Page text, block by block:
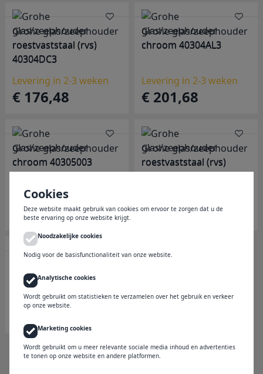
Grohe glas/zeephouder
roestvaststaal (rvs)
40304DC3
Levering in 2-3 weken
€ 176,48
Grohe glas/zeephouder
chroom 40304AL3
Levering in 2-3 weken
€ 201,68
Grohe glas/zeephouder
chroom 40305003
Levering in 2-3 weken
€ 126,06
Grohe glas/zeephouder
roestvaststaal (rvs)
€ 176,48
chroom 40305AL3
Levering in 2-3 weken
Cookies
Deze website maakt gebruik van cookies om ervoor te zorgen dat u de
beste ervaring op onze website krijgt.
Noodzakelijke cookies
Nodig voor de basisfunctionaliteit van onze website.
Analytische cookies
Wordt gebruikt om statistieken te verzamelen over het gebruik en verkeer
op onze website.
Marketing cookies
Wordt gebruikt om u meer relevante sociale media inhoud en advertenties
te tonen op onze website en andere platformen.